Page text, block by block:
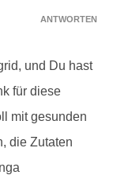
und Du hast
für diese
mit gesunden
die Zutaten
ANTWORTEN